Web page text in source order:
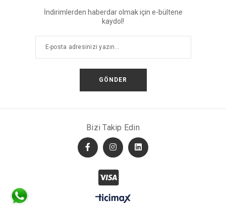
İndirimlerden haberdar olmak için e-bültene
kaydol!
GÖNDER
Bizi Takip Edin